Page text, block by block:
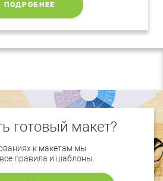
ПОДРОБНЕЕ
готовый макет?
к макетам мы
правила и шаблоны.